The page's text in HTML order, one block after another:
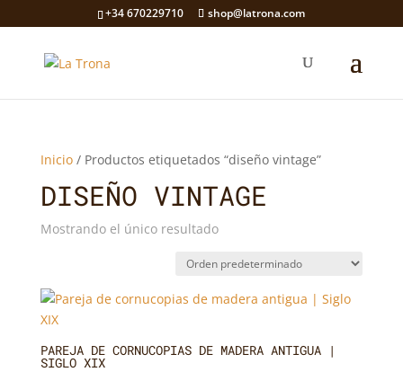
+34 670229710 shop@latrona.com
Inicio/ Productos etiquetados “diseño vintage”
DISEÑO VINTAGE
Mostrando el único resultado
PAREJA DE CORNUCOPIAS DE MADERA ANTIGUA |
SIGLO XIX